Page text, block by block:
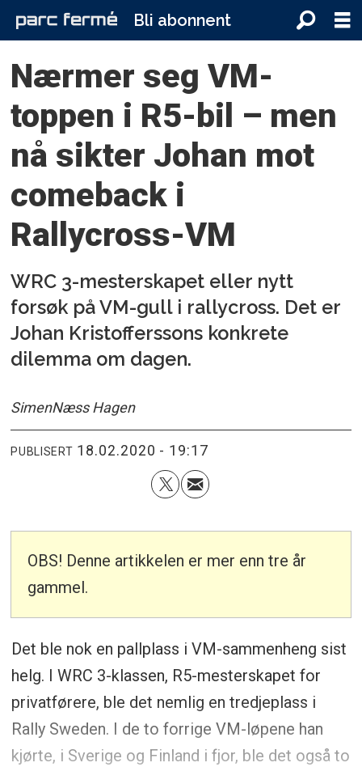
Bli abonnent
Nærmer seg VM-
toppen i R5-bil – men
nå sikter Johan mot
comeback i
Rallycross-VM
WRC 3-mesterskapet eller nytt
forsøk på VM-gull i rallycross. Det er
Johan Kristofferssons konkrete
dilemma om dagen.
SimenNæss Hagen
PUBLISERT 18.02.2020 - 19:17
OBS! Denne artikkelen er mer enn tre år
gammel.
Det ble nok en pallplass i VM-sammenheng sist
helg. I WRC 3-klassen, R5-mesterskapet for
privatførere, ble det nemlig en tredjeplass i
Rally Sweden. I de to forrige VM-løpene han
kjørte, i Sverige og Finland i fjor, ble det også to